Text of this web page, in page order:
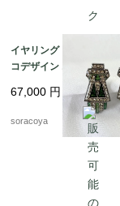
イヤリング アールデ
コデザイン エメラルド
グリーン エナメル加
工 12acen27
67,000 円
soracoya